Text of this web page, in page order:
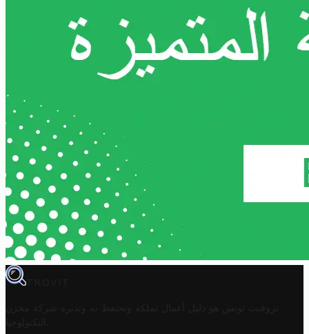
TROVIT
تروفيت تونس هو دليل أعمال تملكه وتحتفظ به وتديره
شركة مخزن
التكنولوجيا